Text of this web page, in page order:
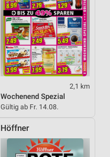
2,1 km
Wochenend Spezial
Gültig ab Fr. 14.08.
Höffner